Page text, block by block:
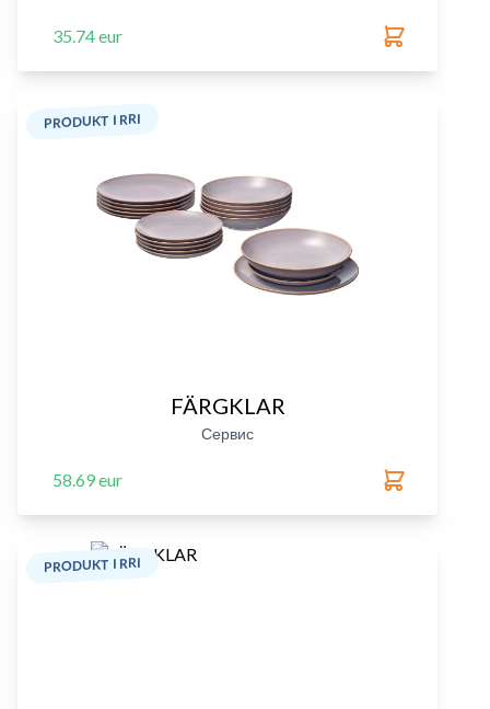
35.74 eur
PRODUKT I RRI
FÄRGKLAR
Сервис
58.69 eur
PRODUKT I RRI